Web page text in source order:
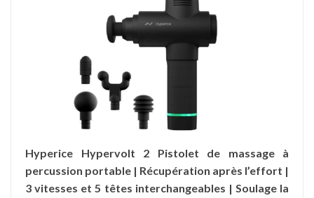
Hyperice Hypervolt 2 Pistolet de massage à
percussion portable | Récupération après l’effort |
3 vitesses et 5 têtes interchangeables | Soulage la